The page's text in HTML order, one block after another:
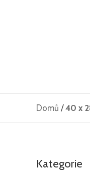
Domů /40 x
Kategorie